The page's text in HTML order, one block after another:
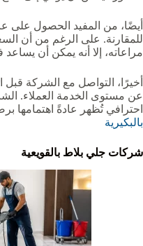
أيضًا، من المفيد الحصول
للمقارنة. على الرغم من أن
مراعاته، إلا أنه يمكن أن يساعد
أخيرًا، التواصل مع الشركة قبل
عن مستوى الخدمة العملاء.
احترافي تُظهر عادةً اهتمامها
بالبكيرية
شركات جلي بلاط بالقويعية‏